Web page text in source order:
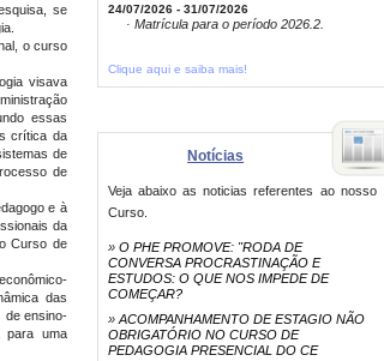
se
o curso
visava
essas
crítica da
de
de
e à
da
Curso de
das
de ensino-
para uma
24/07/2026 - 31/07/2026
· Matrícula para o período 2026.2.
Clique aqui e saiba mais!
Notícias
Veja abaixo as noticias referentes ao nosso
Curso.
» O PHE PROMOVE: "RODA DE
CONVERSA PROCRASTINAÇÃO E
ESTUDOS: O QUE NOS IMPEDE DE
COMEÇAR?
» ACOMPANHAMENTO DE ESTAGIO NÃO
OBRIGATÓRIO NO CURSO DE
PEDAGOGIA PRESENCIAL DO CE